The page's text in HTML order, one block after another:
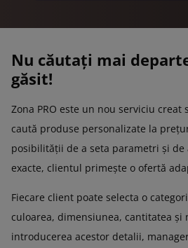
Nu căutați mai
găsit!
Zona PRO este un nou serviciu creat
caută produse personalizate la
posibilității de a seta parametri și de
exacte, clientul primește o ofertă
Fiecare client poate selecta o
culoarea, dimensiunea, cantitatea și
introducerea acestor detalii,